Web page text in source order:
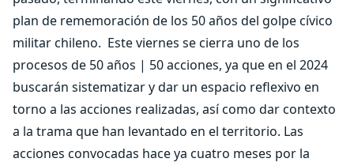
plan de rememoración de los 50 años del golpe cívico
militar chileno. Este viernes se cierra uno de los
procesos de 50 años | 50 acciones, ya que en el 2024
buscarán sistematizar y dar un espacio reflexivo en
torno a las acciones realizadas, así como dar contexto
a la trama que han levantado en el territorio. Las
acciones convocadas hace ya cuatro meses por la